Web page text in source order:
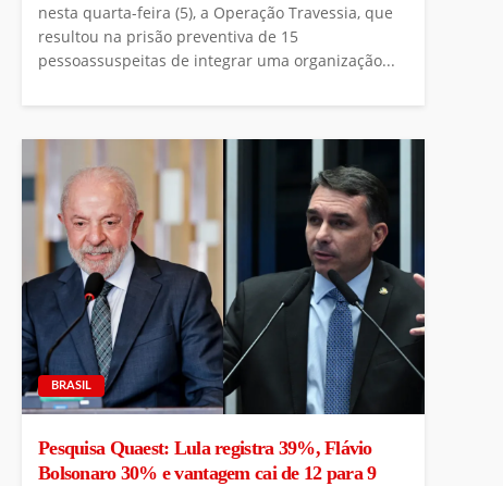
nesta quarta-feira (5), a Operação Travessia, que
resultou na prisão preventiva de 15
pessoassuspeitas de integrar uma organização...
BRASIL
Pesquisa Quaest: Lula registra 39%, Flávio
Bolsonaro 30% e vantagem cai de 12 para 9